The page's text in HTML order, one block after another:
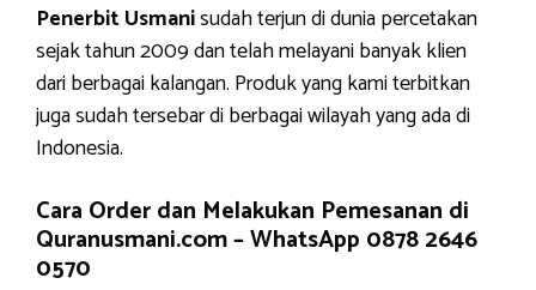
Penerbit Usmanisudah terjun di dunia percetakan
sejak tahun 2009 dan telah melayani banyak klien
dari berbagai kalangan. Produk yang kami terbitkan
juga sudah tersebar di berbagai wilayah yang ada di
Indonesia.
Cara Order dan Melakukan Pemesanan di
Quranusmani.com –WhatsApp 0878 2646
0570